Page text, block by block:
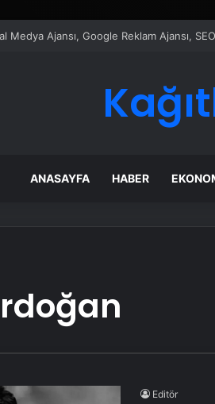
Medya Ajansı, Google Reklam Ajansı,
ANASAYFA HABER
Editör